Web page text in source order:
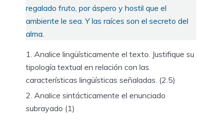
regalado fruto, por áspero y hostil que el
ambiente le sea. Y las raíces son el secreto del
alma.
Analice lingüísticamente el texto. Justifique su
tipología textual en relación con las
características lingüísticas señaladas. (2.5)
Analice sintácticamente el enunciado
subrayado (1)